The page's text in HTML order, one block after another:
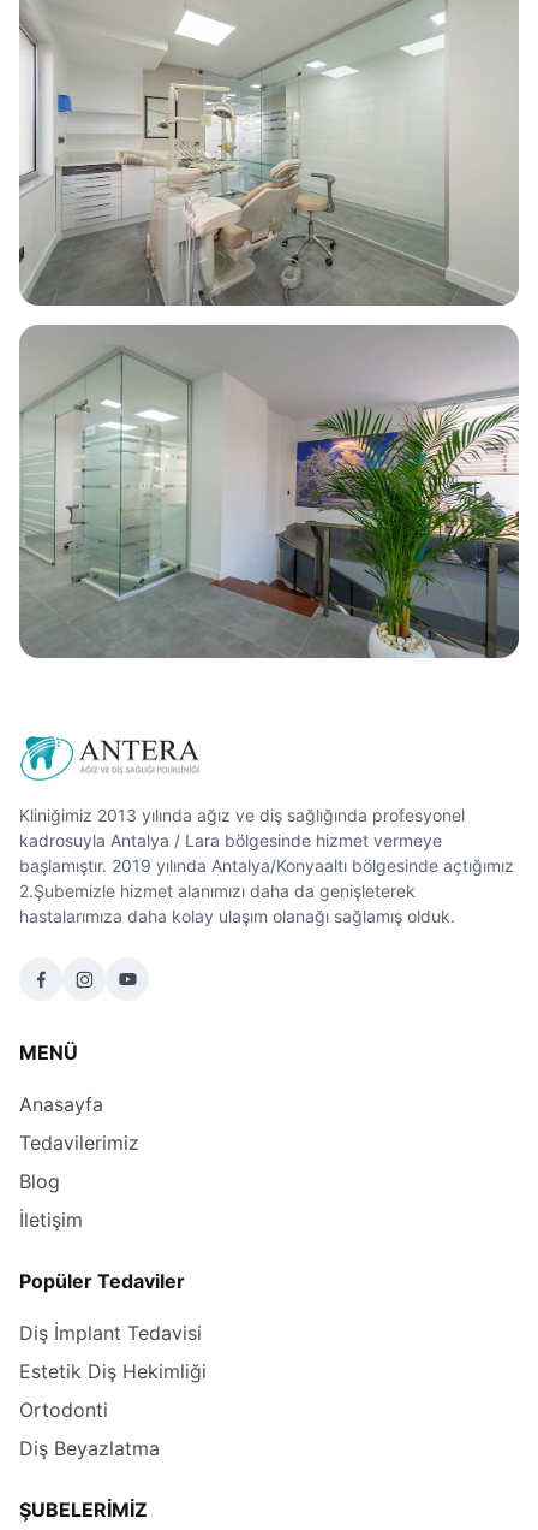
Kliniğimiz 2013 yılında ağız ve diş sağlığında profesyonel
kadrosuyla Antalya / Lara bölgesinde hizmet vermeye
başlamıştır. 2019 yılında Antalya/Konyaaltı bölgesinde açtığımız
2.Şubemizle hizmet alanımızı daha da genişleterek
hastalarımıza daha kolay ulaşım olanağı sağlamış olduk.
MENÜ
Anasayfa
Tedavilerimiz
Blog
İletişim
Popüler Tedaviler
Diş İmplant Tedavisi
Estetik Diş Hekimliği
Ortodonti
Diş Beyazlatma
ŞUBELERİMİZ